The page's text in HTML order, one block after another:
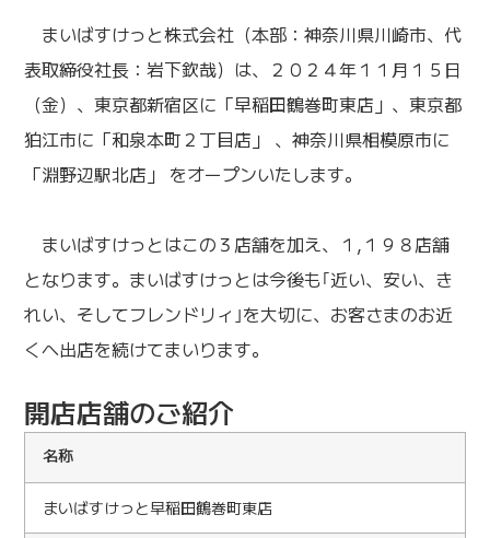
まいばすけっと株式会社（本部：神奈川県川崎市、代
表取締役社長：岩下欽哉）は、２０２４年１１月１５日
（金）、東京都新宿区に「早稲田鶴巻町東店」、東京都
狛江市に「和泉本町２丁目店」 、神奈川県相模原市に
「淵野辺駅北店」 をオープンいたします。
まいばすけっとはこの３店舗を加え、１,１９８店舗
となります。まいばすけっとは今後も｢近い、安い、き
れい、そしてフレンドリィ｣を大切に、お客さまのお近
くへ出店を続けてまいります。
開店店舗のご紹介
名称
まいばすけっと早稲田鶴巻町東店